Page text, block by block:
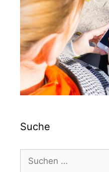
Suche
Suchen
nach: